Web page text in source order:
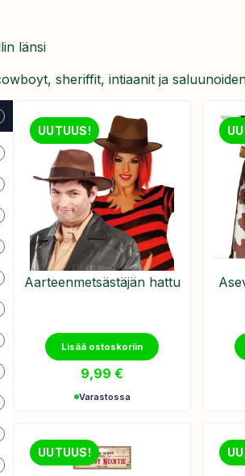
länsi
sheriffit, intiaanit ja
UUTUUS!
Aarteenmetsästäjän hattu
Lisää ostoskoriin
9,99€
Varastossa
UUTUUS!